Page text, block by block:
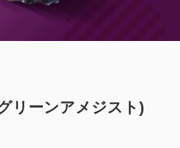
リーンアメジスト)